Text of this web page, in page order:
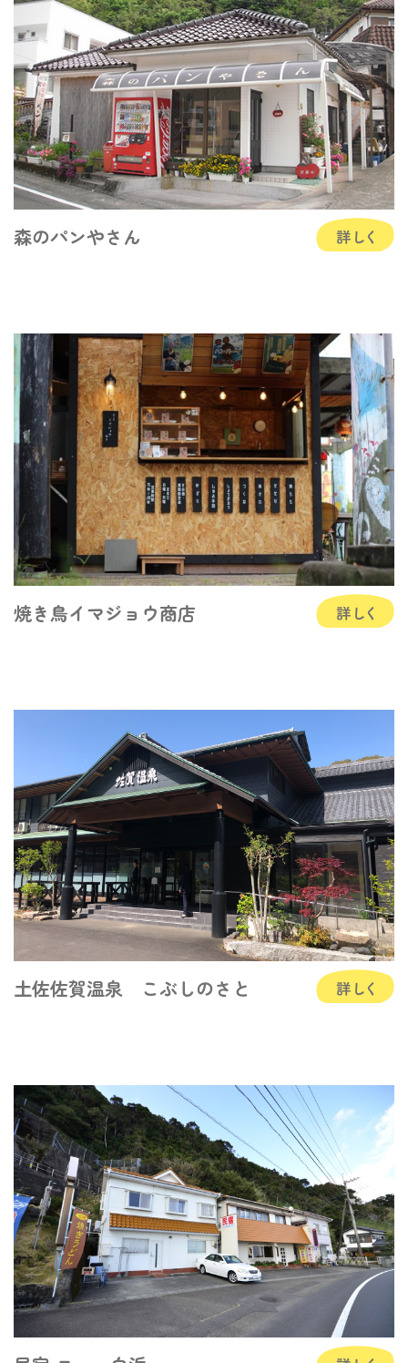
森のパンやさん
焼き鳥イマジョウ商店
土佐佐賀温泉 こぶしのさと